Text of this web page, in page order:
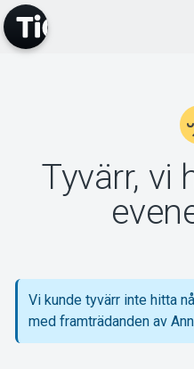
Om
Tyvärr, vi
Vi kunde tyvärr inte hitta
med framträdanden av